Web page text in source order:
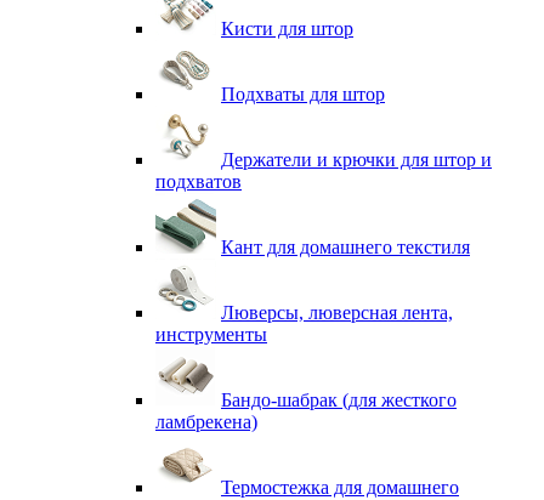
Кисти для штор
Подхваты для штор
Держатели и крючки для штор и
подхватов
Кант для домашнего текстиля
Люверсы, люверсная лента,
инструменты
Бандо-шабрак (для жесткого
ламбрекена)
Термостежка для домашнего